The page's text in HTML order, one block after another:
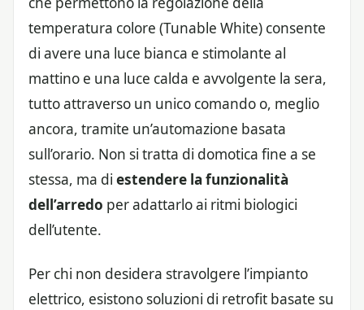
temperatura colore (Tunable White) consente
di avere una luce bianca e stimolante al
mattino e una luce calda e avvolgente la sera,
tutto attraverso un unico comando o, meglio
ancora, tramite un’automazione basata
sull’orario. Non si tratta di domotica fine a se
stessa, ma di estendere la funzionalità
dell’arredo per adattarlo ai ritmi biologici
dell’utente.
Per chi non desidera stravolgere l’impianto
elettrico, esistono soluzioni di retrofit basate su